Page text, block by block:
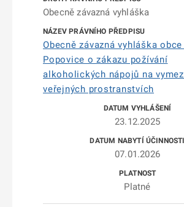
Obecně závazná vyhláška
Obecně závazná vyhláška
Popovice o zákazu požívání
alkoholických nápojů na
veřejných prostranstvích
23.12.2025
07.01.2026
Platné